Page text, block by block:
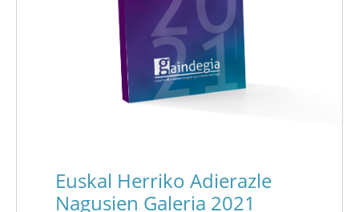
Euskal Herriko Adierazle
Nagusien Galeria 2021